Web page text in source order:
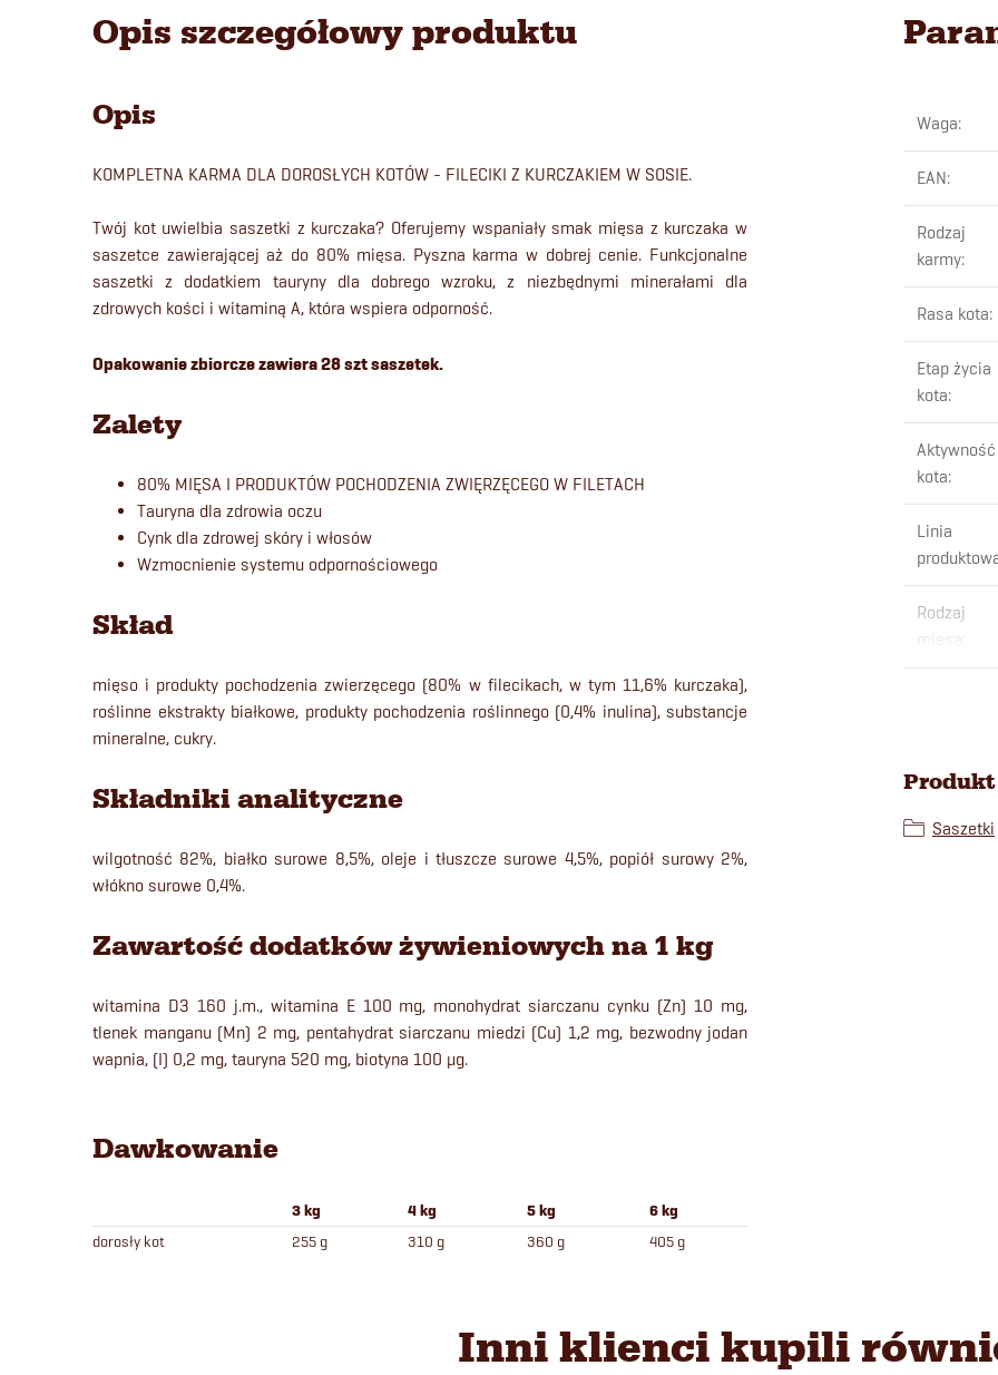
Opis szczegółowy produktu
Opis
KOMPLETNA KARMA DLA DOROSŁYCH KOTÓW - FILECIKI Z KURCZAKIEM W SOSIE.
Twój kot uwielbia saszetki z kurczaka? Oferujemy wspaniały smak mięsa z kurczaka w
saszetce zawierającej aż do 80% mięsa. Pyszna karma w dobrej cenie. Funkcjonalne
saszetki z dodatkiem tauryny dla dobrego wzroku, z niezbędnymi minerałami dla
zdrowych kości i witaminą A, która wspiera odporność.
Opakowanie zbiorcze zawiera 28 szt saszetek.
Zalety
80% MIĘSA I PRODUKTÓW POCHODZENIA ZWIĘRZĘCEGO W FILETACH
Tauryna dla zdrowia oczu
Cynk dla zdrowej skóry i włosów
Wzmocnienie systemu odpornościowego
Skład
mięso i produkty pochodzenia zwierzęcego (80% w filecikach, w tym 11,6% kurczaka),
roślinne ekstrakty białkowe, produkty pochodzenia roślinnego (0,4% inulina), substancje
mineralne, cukry.
Składniki analityczne
wilgotność 82%, białko surowe 8,5%, oleje i tłuszcze surowe 4,5%, popiół surowy 2%,
włókno surowe 0,4%.
Zawartość dodatków żywieniowych na 1 kg
witamina D3 160 j.m., witamina E 100 mg, monohydrat siarczanu cynku (Zn) 10 mg,
tlenek manganu (Mn) 2 mg, pentahydrat siarczanu miedzi (Cu) 1,2 mg, bezwodny jodan
wapnia, (I) 0,2 mg, tauryna 520 mg, biotyna 100 μg.
Dawkowanie
3 kg 4 kg 5 kg 6 kg
dorosły kot 255 g 310 g 360 g 405 g
Waga:
EAN:
Rodzaj
karmy:
Rasa kota:
Etap życia
kota:
Aktywność
kota:
Linia
Rodzaj
mięsa
Saszetki
Inni klienci kupili